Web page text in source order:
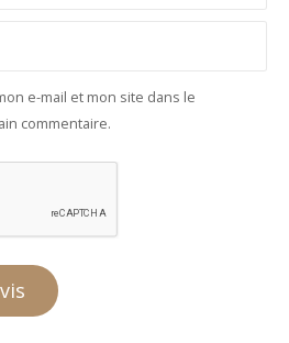
e-mail et mon site dans le
commentaire.